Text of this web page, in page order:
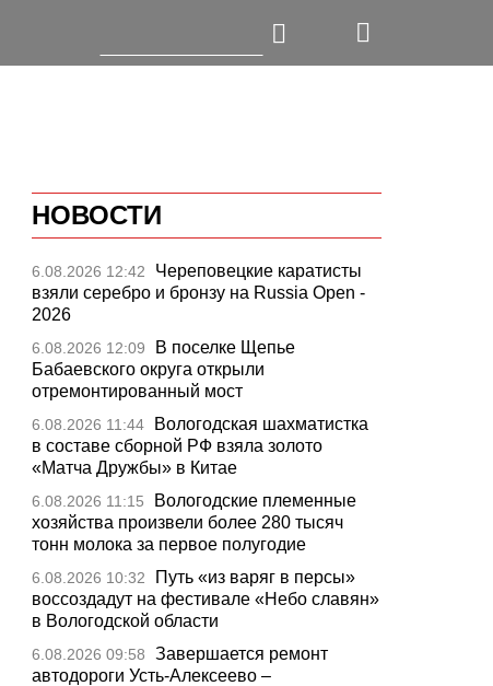
НОВОСТИ
6.08.2026 12:42
Череповецкие каратисты
взяли серебро и бронзу на Russia Open -
2026
6.08.2026 12:09
В поселке Щепье
Бабаевского округа открыли
отремонтированный мост
6.08.2026 11:44
Вологодская шахматистка
в составе сборной РФ взяла золото
«Матча Дружбы» в Китае
6.08.2026 11:15
Вологодские племенные
хозяйства произвели более 280 тысяч
тонн молока за первое полугодие
6.08.2026 10:32
Путь «из варяг в персы»
воссоздадут на фестивале «Небо славян»
в Вологодской области
6.08.2026 09:58
Завершается ремонт
автодороги Усть-Алексеево –